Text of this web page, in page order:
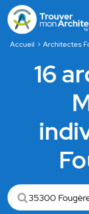
Accueil Architectes
16